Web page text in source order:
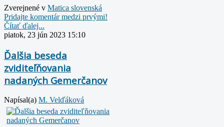
Zverejnené v Matica slovenská
Pridajte komentár medzi prvými!
Čítať ďalej...
piatok, 23 jún 2023 15:10
Ďalšia beseda
zviditeľňovania
nadaných Gemerčanov
Napísal(a) M. Velďáková